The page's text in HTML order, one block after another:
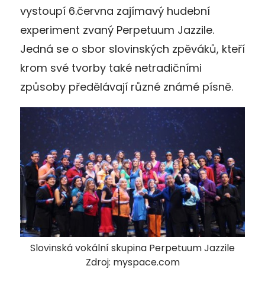
vystoupí 6.června zajímavý hudební
experiment zvaný Perpetuum Jazzile.
Jedná se o sbor slovinských zpěváků, kteří
krom své tvorby také netradičními
způsoby předělávají různé známé písně.
Slovinská vokální skupina Perpetuum Jazzile
Zdroj: myspace.com